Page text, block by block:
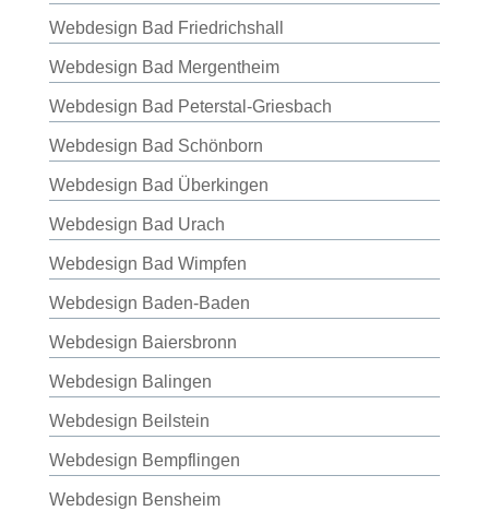
Webdesign Bad Friedrichshall
Webdesign Bad Mergentheim
Webdesign Bad Peterstal-Griesbach
Webdesign Bad Schönborn
Webdesign Bad Überkingen
Webdesign Bad Urach
Webdesign Bad Wimpfen
Webdesign Baden-Baden
Webdesign Baiersbronn
Webdesign Balingen
Webdesign Beilstein
Webdesign Bempflingen
Webdesign Bensheim